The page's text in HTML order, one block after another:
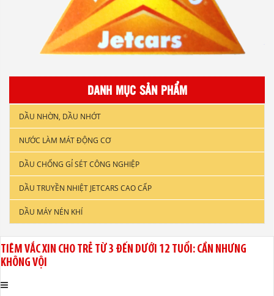
DANH MỤC SẢN PHẨM
DẦU NHỜN, DẦU NHỚT
DẦU NHỚT XE GẮN MÁY
DẦU ĐỘNG CƠ XE TẢI & TÀU THUYỀN
DẦU NHỚT CÔNG NGHIỆP
DẦU CẮT GỌT KIM LOẠI
DẦU NHỚT THỦY LỰC CAO CẤP
DẦU NHỚT HỘP SỐ
NƯỚC LÀM MÁT ĐỘNG CƠ
DẦU CHỐNG GỈ SÉT CÔNG NGHIỆP
DẦU TRUYỀN NHIỆT JETCARS CAO CẤP
DẦU MÁY NÉN KHÍ
TIÊM VẮC XIN CHO TRẺ TỪ 3 ĐẾN DƯỚI 12 TUỔI: CẦN NHƯNG
KHÔNG VỘI